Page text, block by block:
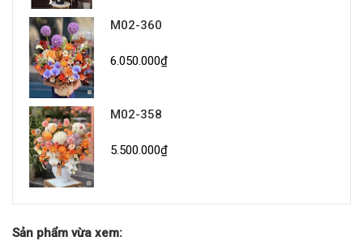
M02-360
6.050.000₫
M02-358
5.500.000₫
Sản phẩm vừa xem: